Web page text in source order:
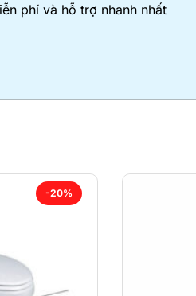
phí và hỗ trợ nhanh nhất
-20%